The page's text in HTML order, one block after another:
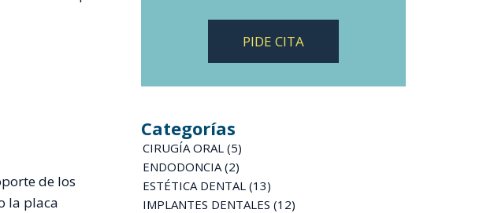
de los
la placa
PIDE CITA
Categorías
CIRUGÍA ORAL(5)
ENDODONCIA(2)
ESTÉTICA DENTAL(13)
IMPLANTES DENTALES (12)